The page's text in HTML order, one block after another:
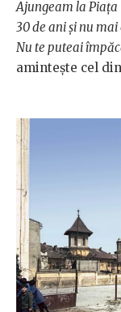
Ajungeam la Piața
30 de ani și nu
Nu te puteai
amintește cel